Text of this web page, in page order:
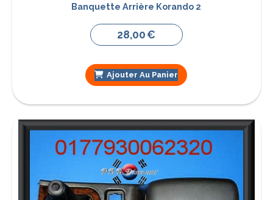
Banquette Arrière Korando 2
28,00€
Ajouter Au Panier